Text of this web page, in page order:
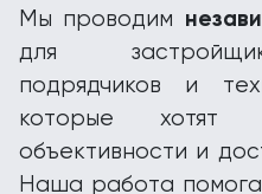
Мы проводим
для
подрядчиков и
которые
объективности и
Наша работа